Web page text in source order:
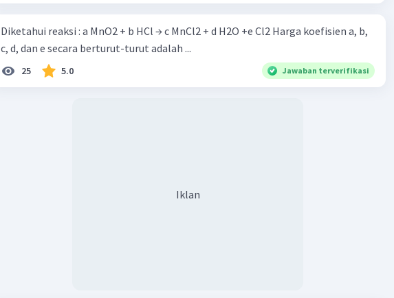
Beri Rating·0.0(0) Balas
Diketahui reaksi : a MnO2 + b HCl → c MnCl2 + d H2O +e Cl2 Harga koefisien a, b,
c, d, dan e secara berturut-turut adalah ...
25 5.0 Jawaban terverifikasi
Iklan